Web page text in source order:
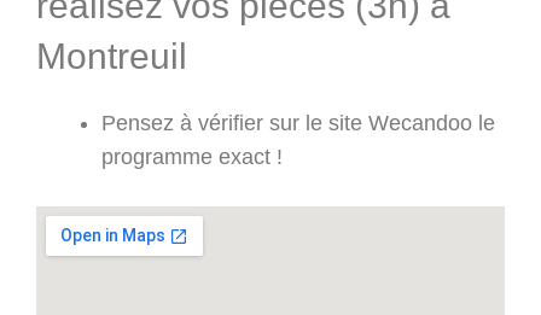
Montreuil
Pensez à vérifier sur le site Wecandoo le
programme exact !